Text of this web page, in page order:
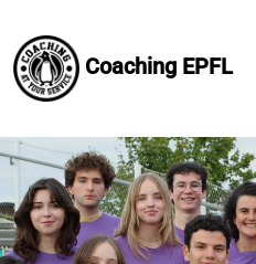
Coaching EPFL